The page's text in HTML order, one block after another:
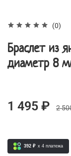
(0)
Браслет из
диаметр 8
1 495 ₽ 2
392 ₽ x 4 платежа